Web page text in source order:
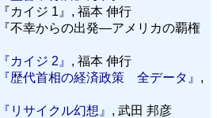
『カイジ 1』, 福本 伸行
『不幸からの出発—アメリカの覇権
『カイジ 2』 , 福本 伸行
『歴代首相の経済政策 全データ』 ,
『リサイクル幻想』 , 武田 邦彦